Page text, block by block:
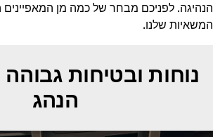
הנהיגה. לפניכם מבחר של כמה מן המאפיינים
המשאיות שלנו.‏‎‎‏
נוחות ובטיחות גבוהה
הנהג